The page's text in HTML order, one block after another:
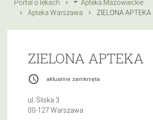
Portal o lekach
Apteka Mazowieckie
Apteka Warszawa
ZIELONA APTEKA
ZIELONA APTEKA
access_time aktualnie zamknięta
ul. Śliska 3
00-127 Warszawa